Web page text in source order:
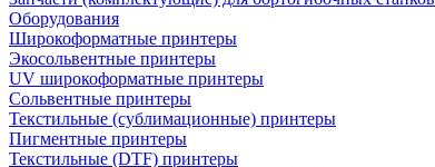
Оборудования
Широкоформатные принтеры
Экосольвентные принтеры
UV широкоформатные принтеры
Сольвентные принтеры
Текстильные (сублимационные) принтеры
Пигментные принтеры
Текстильные (DTF) принтеры